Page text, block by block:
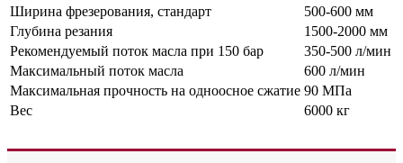
Ширина фрезерования, стандарт
500-600 мм
Глубина резания
1500-2000 мм
Рекомендуемый поток масла при 150 бар
350-500 л/мин
Максимальный поток масла
600 л/мин
Максимальная прочность на одноосное сжатие 90 МПа
Вес
6000 кг